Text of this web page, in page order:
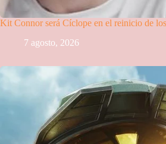
Kit Connor será Cíclope en el reinicio de
7 agosto, 2026